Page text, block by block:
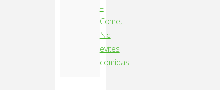
–
Come,
No
evites
comidas